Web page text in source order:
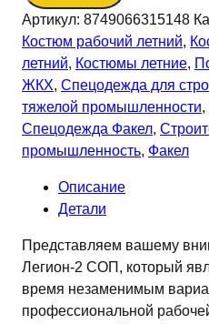
Легион-2
СОП
CH
(тк.Смесовая,210)
п/
к,
т.синий/
васильковый
Артикул: 8749066315148
Костюм рабочий летний,
летний, Костюмы летние,
ЖКХ, Спецодежда для
тяжелой промышленности,
Спецодежда Факел,
промышленность, Факел
Описание
Детали
Представляем вашему
Легион-2 СОП, который
время незаменимым
профессиональной